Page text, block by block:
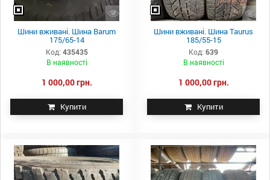
Шини вживані. Шина Barum
175/65-14
Код: 435435
В наявності
1 000,00 грн.
Купити
Шини вживані. Шина Taurus
185/55-15
Код: 639
В наявності
1 000,00 грн.
Купити